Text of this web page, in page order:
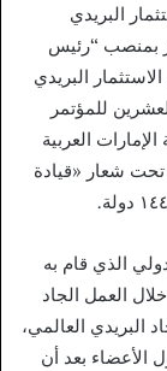
البريدي
بمنصب “رئيس
البريدي
للمؤتمر
العربية
في الفترة من ٨ الي ١٩ سبتمبر ٢٠٢٥، تحت شعار «قيادة
الذي قام به
العمل الجاد
البريدي العالمي،
الأعضاء بعد أن